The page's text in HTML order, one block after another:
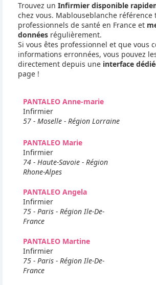
Trouvez un Infirmier disponible
chez vous. Mablouseblanche référence
professionnels de santé en France et
données régulièrement.
Si vous êtes professionnel et que vous
informations erronnées, vous pouvez
directement depuis une interface
page !
PANTALEO Anne-marie
Infirmier
57 - Moselle - Région Lorraine
PANTALEO Marie
Infirmier
74 - Haute-Savoie - Région
Rhone-Alpes
PANTALEO Angela
Infirmier
75 - Paris - Région Ile-De-
France
PANTALEO Martine
Infirmier
75 - Paris - Région Ile-De-
France